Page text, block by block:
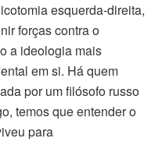
esquerda-direita,
forças contra o
a ideologia mais
em si. Há quem
por um filósofo russo
temos que entender o
para